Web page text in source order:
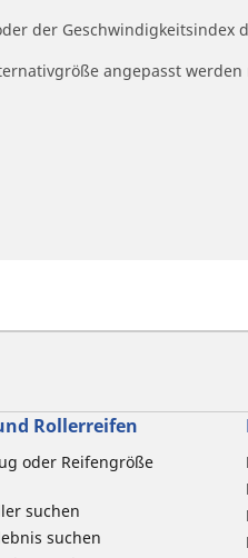
der
angepasst werden
Rollerreifen
oder Reifengröße
suchen
suchen